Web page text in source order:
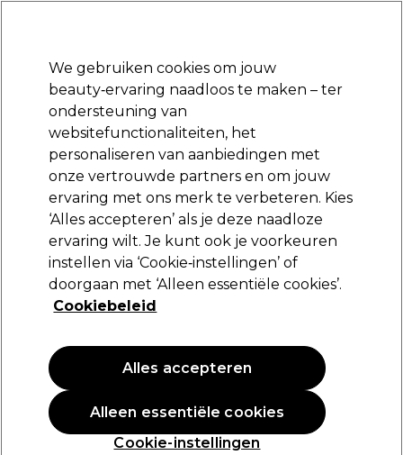
Aanmelden
Merken Deals Haar Elektra
Volgende dag geleverd*
Na verzending, maandag t/m vrijdag
Osmo Chromaplex Bond Sustainer 250ml
15,33 €25,55 €
PROMOTIE
We gebruiken cookies om jouw
beauty‑ervaring naadloos te maken – ter
ondersteuning van
websitefunctionaliteiten, het
personaliseren van aanbiedingen met
onze vertrouwde partners en om jouw
ervaring met ons merk te verbeteren. Kies
‘Alles accepteren’ als je deze naadloze
ervaring wilt. Je kunt ook je voorkeuren
instellen via ‘Cookie‑instellingen’ of
doorgaan met ‘Alleen essentiële cookies’.
Cookiebeleid
Cookie-instellingen
Alleen essentiële cookies
Alles accepteren